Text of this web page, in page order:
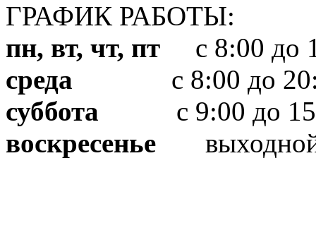
ГРАФИК РАБОТЫ:
пн, вт, чт, пт с 8:00 до
среда с 8:00 до
суббота с 9:00 до
воскресенье